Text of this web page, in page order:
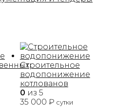
Строительное
водопонижение
котлованов
0 из 5
35 000 ₽ сутки